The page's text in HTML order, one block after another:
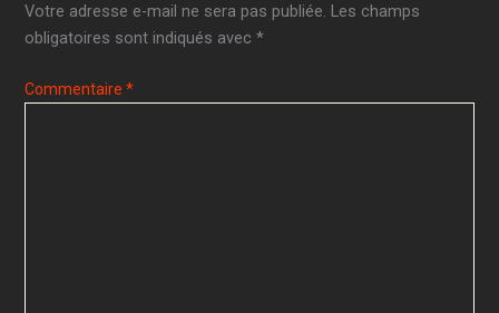
Votre adresse e-mail ne sera pas publiée. Les champs
obligatoires sont indiqués avec*
Commentaire*